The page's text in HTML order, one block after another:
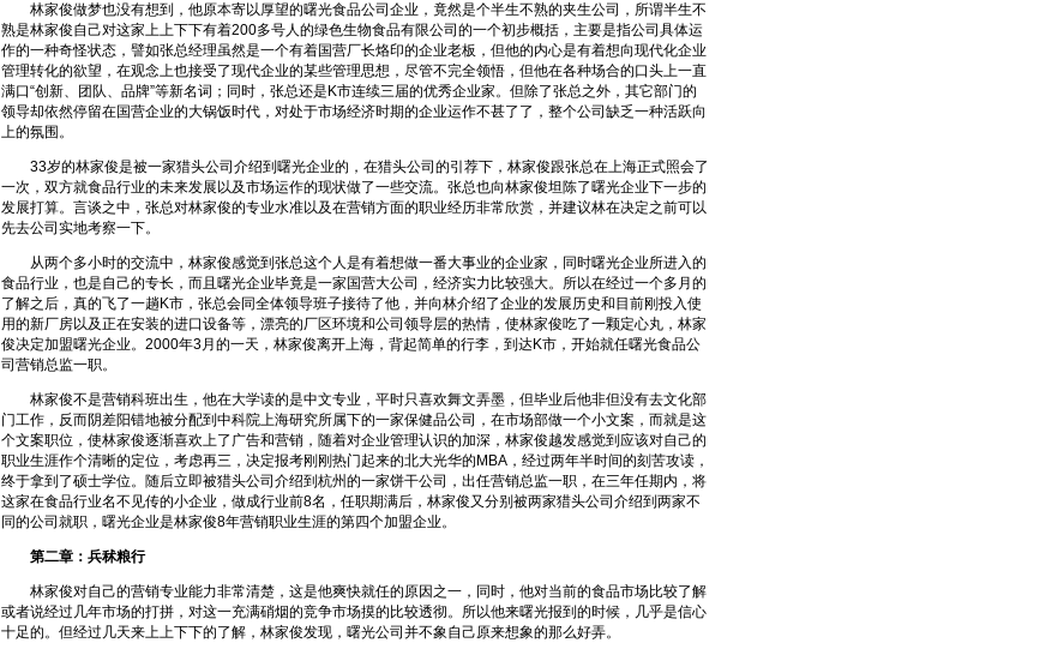
林家俊做梦也没有想到，他原本寄以厚望的曙光食品公司企业，竟然是个半生不熟的夹生公司，所谓半生不
熟是林家俊自己对这家上上下下有着200多号人的绿色生物食品有限公司的一个初步概括，主要是指公司具体运
作的一种奇怪状态，譬如张总经理虽然是一个有着国营厂长烙印的企业老板，但他的内心是有着想向现代化企业
管理转化的欲望，在观念上也接受了现代企业的某些管理思想，尽管不完全领悟，但他在各种场合的口头上一直
满口“创新、团队、品牌”等新名词；同时，张总还是K市连续三届的优秀企业家。但除了张总之外，其它部门的
领导却依然停留在国营企业的大锅饭时代，对处于市场经济时期的企业运作不甚了了，整个公司缺乏一种活跃向
上的氛围。
33岁的林家俊是被一家猎头公司介绍到曙光企业的，在猎头公司的引荐下，林家俊跟张总在上海正式照会了
一次，双方就食品行业的未来发展以及市场运作的现状做了一些交流。张总也向林家俊坦陈了曙光企业下一步的
发展打算。言谈之中，张总对林家俊的专业水准以及在营销方面的职业经历非常欣赏，并建议林在决定之前可以
先去公司实地考察一下。
从两个多小时的交流中，林家俊感觉到张总这个人是有着想做一番大事业的企业家，同时曙光企业所进入的
食品行业，也是自己的专长，而且曙光企业毕竟是一家国营大公司，经济实力比较强大。所以在经过一个多月的
了解之后，真的飞了一趟K市，张总会同全体领导班子接待了他，并向林介绍了企业的发展历史和目前刚投入使
用的新厂房以及正在安装的进口设备等，漂亮的厂区环境和公司领导层的热情，使林家俊吃了一颗定心丸，林家
俊决定加盟曙光企业。2000年3月的一天，林家俊离开上海，背起简单的行李，到达K市，开始就任曙光食品公
司营销总监一职。
林家俊不是营销科班出生，他在大学读的是中文专业，平时只喜欢舞文弄墨，但毕业后他非但没有去文化部
门工作，反而阴差阳错地被分配到中科院上海研究所属下的一家保健品公司，在市场部做一个小文案，而就是这
个文案职位，使林家俊逐渐喜欢上了广告和营销，随着对企业管理认识的加深，林家俊越发感觉到应该对自己的
职业生涯作个清晰的定位，考虑再三，决定报考刚刚热门起来的北大光华的MBA，经过两年半时间的刻苦攻读，
终于拿到了硕士学位。随后立即被猎头公司介绍到杭州的一家饼干公司，出任营销总监一职，在三年任期内，将
这家在食品行业名不见传的小企业，做成行业前8名，任职期满后，林家俊又分别被两家猎头公司介绍到两家不
同的公司就职，曙光企业是林家俊8年营销职业生涯的第四个加盟企业。
第二章：兵秫粮行
林家俊对自己的营销专业能力非常清楚，这是他爽快就任的原因之一，同时，他对当前的食品市场比较了解
或者说经过几年市场的打拼，对这一充满硝烟的竞争市场摸的比较透彻。所以他来曙光报到的时候，几乎是信心
十足的。但经过几天来上上下下的了解，林家俊发现，曙光公司并不象自己原来想象的那么好弄。